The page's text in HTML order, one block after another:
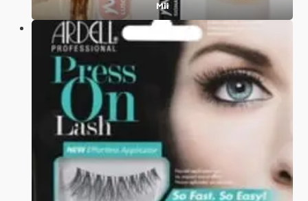
Mii